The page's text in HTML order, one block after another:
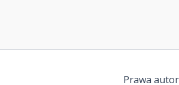
Prawa